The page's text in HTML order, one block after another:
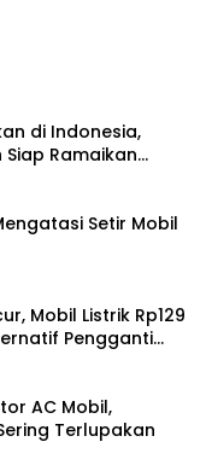
di Indonesia,
Ramaikan
Setir Mobil
Mobil Listrik Rp129
Pengganti
AC Mobil,
Terlupakan